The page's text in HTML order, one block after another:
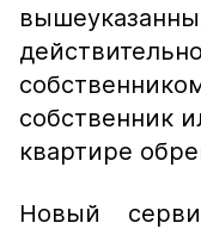
собственник
квартире
Новый